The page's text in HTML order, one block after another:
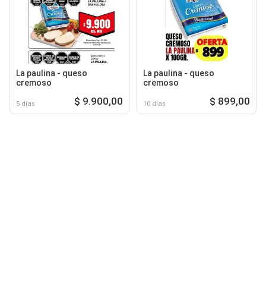
La paulina - queso
cremoso
5 días $ 9.900,00
La paulina - queso
cremoso
10 días $ 899,00